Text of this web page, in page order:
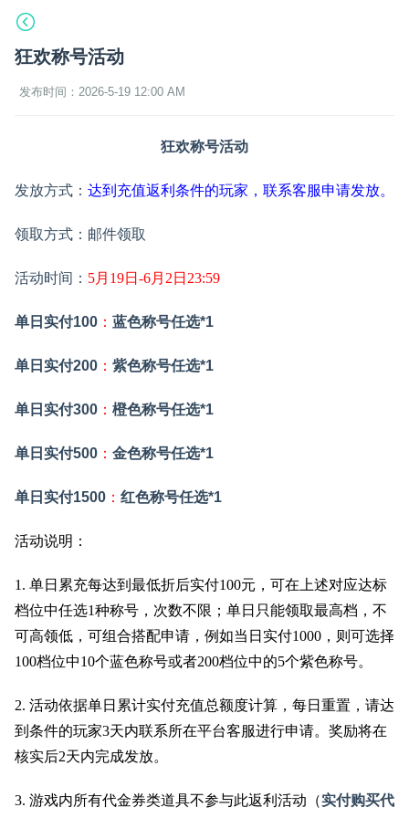
狂欢称号活动
发布时间：2026-5-19 12:00 AM
狂欢称号活动
发放方式： 达到充值返利条件的玩家，联系客服申请发放。
领取方式：邮件领取
活动时间： 5月19日-6月2日23:59
单日实付100 ： 蓝色称号任选*1
单日实付200 ： 紫色称号任选*1
单日实付300 ： 橙色称号任选*1
单日实付500 ： 金色称号任选*1
单日实付1500 ： 红色称号任选*1
活动说明：
1. 单日累充每达到最低折后实付100元，可在上述对应达标
档位中任选1种称号，次数不限；单日只能领取最高档，不
可高领低，可组合搭配申请，例如当日实付1000，则可选择
100档位中10个蓝色称号或者200档位中的5个紫色称号。
2. 活动依据单日累计实付充值总额度计算，每日重置，请达
到条件的玩家3天内联系所在平台客服进行申请。奖励将在
核实后2天内完成发放。
3. 游戏内所有代金券类道具不参与此返利活动（实付购买代